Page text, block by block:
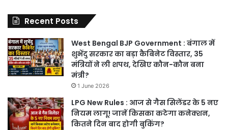
Recent Posts
West Bengal BJP Government : बंगाल में
शुभेंदु सरकार का बड़ा कैबिनेट विस्तार, 35
मंत्रियों ने ली शपथ, देखिए कौन-कौन बना
मंत्री?
1 June 2026
LPG New Rules : आज से गैस सिलेंडर के 5 नए
नियम लागू! जानें किसका कटेगा कनेक्शन,
कितने दिन बाद होगी बुकिंग?